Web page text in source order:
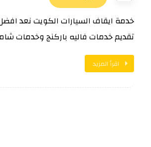
خدمة ايقاف السيارات الكويت نعد
تقديم خدمات فاليه باركنج وخدمات
اقرأ المزيد